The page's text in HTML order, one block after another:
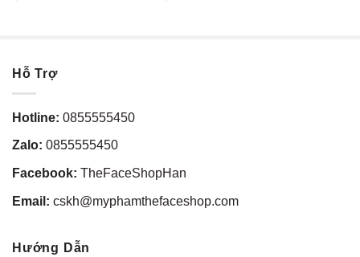
Hỗ Trợ
Hotline: 0855555450
Zalo: 0855555450
Facebook: TheFaceShopHan
Email: cskh@myphamthefaceshop.com
Hướng Dẫn